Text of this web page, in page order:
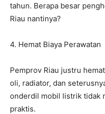
tahun. Berapa besar
Riau nantinya?
4. Hemat Biaya Perawatan
Pemprov Riau justru
oli, radiator, dan
onderdil mobil listrik tidak
praktis.